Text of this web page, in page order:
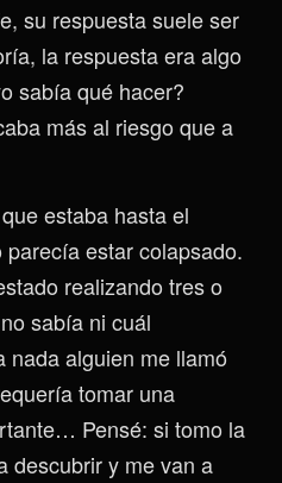
su respuesta suele ser
la respuesta era algo
sabía qué hacer?
más al riesgo que a
estaba hasta el
estar colapsado.
realizando tres o
sabía ni cuál
nada alguien me llamó
tomar una
Pensé: si tomo la
descubrir y me van a